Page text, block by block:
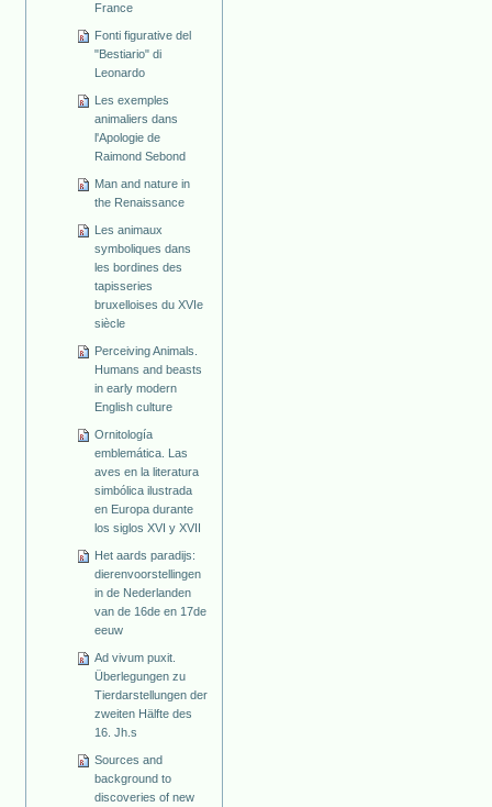
France
Fonti figurative del
"Bestiario" di
Leonardo
Les exemples
animaliers dans
l'Apologie de
Raimond Sebond
Man and nature in
the Renaissance
Les animaux
symboliques dans
les bordines des
tapisseries
bruxelloises du XVIe
siècle
Perceiving Animals.
Humans and beasts
in early modern
English culture
Ornitología
emblemática. Las
aves en la literatura
simbólica ilustrada
en Europa durante
los siglos XVI y XVII
Het aards paradijs:
dierenvoorstellingen
in de Nederlanden
van de 16de en 17de
eeuw
Ad vivum puxit.
Überlegungen zu
Tierdarstellungen der
zweiten Hälfte des
16. Jh.s
Sources and
background to
discoveries of new